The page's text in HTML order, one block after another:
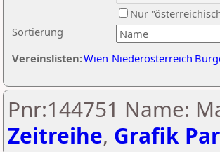
Sortierung
Nur
Vereinslisten:Wien Niederösterreich
Pnr:144751 Name:
Zeitreihe, Grafik